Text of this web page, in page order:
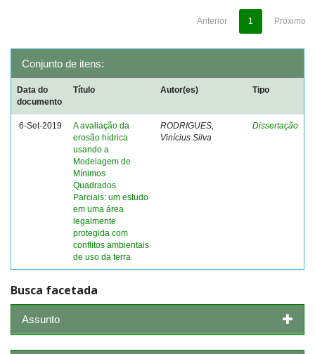
Anterior 1 Próximo
Conjunto de itens:
Data do
documento
Título Autor(es) Tipo
6-Set-2019
A avaliação da
erosão hídrica
usando a
Modelagem de
Mínimos
Quadrados
Parciais: um estudo
em uma área
legalmente
protegida com
conflitos ambientais
de uso da terra
RODRIGUES,
Vinícius Silva
Dissertação
Busca facetada
Assunto